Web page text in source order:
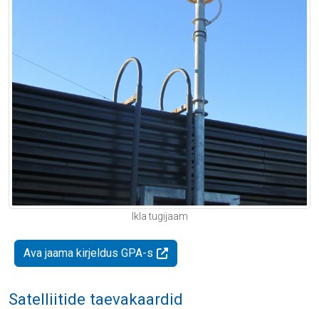
Ikla tugijaam
Ava jaama kirjeldus GPA-s
Satelliitide taevakaardid